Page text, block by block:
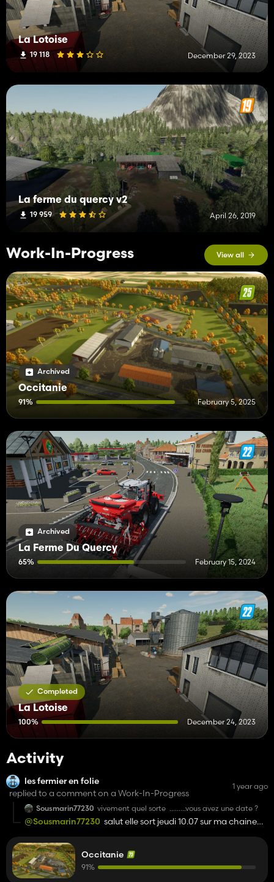
La Lotoise
19 118 December 29, 2023
La ferme du quercy v2
19 959 April 26, 2019
Work-In-Progress View all
Archived
Occitanie
91% February 5, 2025
Archived
La Ferme Du Quercy
65% February 15, 2024
Completed
La Lotoise
100% December 24, 2023
Activity
les fermier en folie
replied to a comment on a Work-In-Progress
1 year ago
Sousmarin77230 vivement quel sorte .........vous avez une date ?
@Sousmarin77230 salut elle sort jeudi 10.07 sur ma chaine
Occitanie
91%